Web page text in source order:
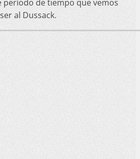
período de tiempo que vemos
al Dussack.